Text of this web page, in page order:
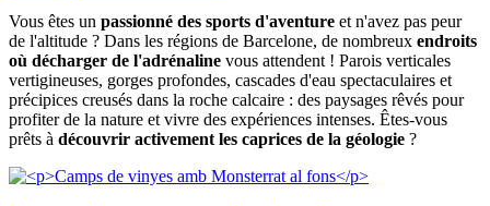
Vous êtes un passionné des sports d'aventure et n'avez pas peur
de l'altitude ? Dans les régions de Barcelone, de nombreux endroits
où décharger de l'adrénaline vous attendent ! Parois verticales
vertigineuses, gorges profondes, cascades d'eau spectaculaires et
précipices creusés dans la roche calcaire : des paysages rêvés pour
profiter de la nature et vivre des expériences intenses. Êtes-vous
prêts à découvrir activement les caprices de la géologie ?